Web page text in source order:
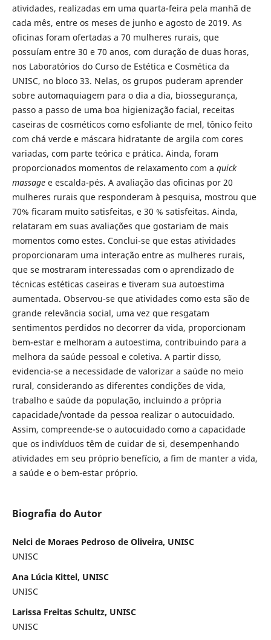
atividades, realizadas em uma quarta-feira pela manhã de
cada mês, entre os meses de junho e agosto de 2019. As
oficinas foram ofertadas a 70 mulheres rurais, que
possuíam entre 30 e 70 anos, com duração de duas horas,
nos Laboratórios do Curso de Estética e Cosmética da
UNISC, no bloco 33. Nelas, os grupos puderam aprender
sobre automaquiagem para o dia a dia, biossegurança,
passo a passo de uma boa higienização facial, receitas
caseiras de cosméticos como esfoliante de mel, tônico feito
com chá verde e máscara hidratante de argila com cores
variadas, com parte teórica e prática. Ainda, foram
proporcionados momentos de relaxamento com a quick
massagee escalda-pés. A avaliação das oficinas por 20
mulheres rurais que responderam à pesquisa, mostrou que
70% ficaram muito satisfeitas, e 30 % satisfeitas. Ainda,
relataram em suas avaliações que gostariam de mais
momentos como estes. Conclui-se que estas atividades
proporcionaram uma interação entre as mulheres rurais,
que se mostraram interessadas com o aprendizado de
técnicas estéticas caseiras e tiveram sua autoestima
aumentada. Observou-se que atividades como esta são de
grande relevância social, uma vez que resgatam
sentimentos perdidos no decorrer da vida, proporcionam
bem-estar e melhoram a autoestima, contribuindo para a
melhora da saúde pessoal e coletiva. A partir disso,
evidencia-se a necessidade de valorizar a saúde no meio
rural, considerando as diferentes condições de vida,
trabalho e saúde da população, incluindo a própria
capacidade/vontade da pessoa realizar o autocuidado.
Assim, compreende-se o autocuidado como a capacidade
que os indivíduos têm de cuidar de si, desempenhando
atividades em seu próprio benefício, a fim de manter a vida,
a saúde e o bem-estar próprio.
Biografia do Autor
Nelci de Moraes Pedroso de Oliveira, UNISC
UNISC
Ana Lúcia Kittel, UNISC
UNISC
Larissa Freitas Schultz, UNISC
UNISC